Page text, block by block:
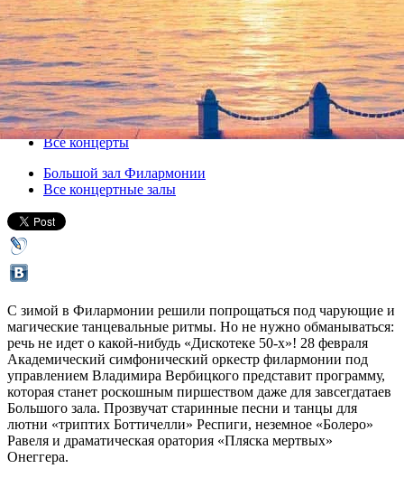
«Пляска мертвых» и другие
танцы
28 февраля 2014, пятница,19.00
Версия для печати
Все концерты
Большой зал Филармонии
Все концертные залы
С зимой в Филармонии решили попрощаться под чарующие и
магические танцевальные ритмы. Но не нужно обманываться:
речь не идет о какой-нибудь «Дискотеке 50-х»! 28 февраля
Академический симфонический оркестр филармонии под
управлением Владимира Вербицкого представит программу,
которая станет роскошным пиршеством даже для завсегдатаев
Большого зала. Прозвучат старинные песни и танцы для
лютни «триптих Боттичелли» Респиги, неземное «Болеро»
Равеля и драматическая оратория «Пляска мертвых»
Онеггера.